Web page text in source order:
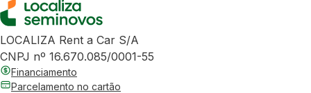
LOCALIZA Rent a Car S/A
CNPJ nº 16.670.085/0001-55
Financiamento
Parcelamento no cartão